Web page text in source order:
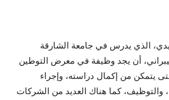
الذي يدرس في جامعة الشارقة
أن يجد وظيفة في معرض التوطين
يتمكن من إكمال دراسته، وإجراء
والتوظيف، كما هناك العديد من الشركات